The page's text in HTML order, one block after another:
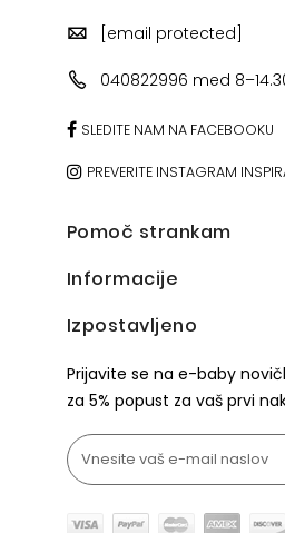
[email protected]
040822996 med
SLEDITE NAM NA FACEBOOKU
PREVERITE INSTAGRAM
Pomoč strankam
Informacije
Izpostavljeno
Prijavite se na e-baby
za 5% popust za vaš prvi